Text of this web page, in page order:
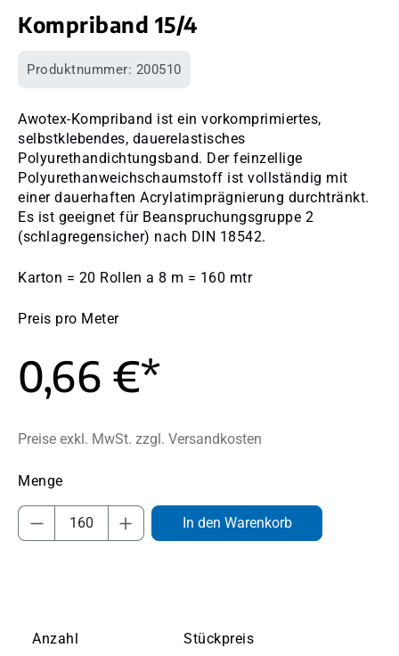
Kompriband 15/4
Produktnummer: 200510
Awotex-Kompriband ist ein vorkomprimiertes,
selbstklebendes, dauerelastisches
Polyurethandichtungsband. Der feinzellige
Polyurethanweichschaumstoff ist vollständig mit
einer dauerhaften Acrylatimprägnierung durchtränkt.
Es ist geeignet für Beanspruchungsgruppe 2
(schlagregensicher) nach DIN 18542.
Karton = 20 Rollen a 8 m = 160 mtr
Preis pro Meter
0,66 €*
Preise exkl. MwSt. zzgl. Versandkosten
Produkt Anzahl: Gib den gewünschten
In den Warenkorb
Anzahl Stückpreis